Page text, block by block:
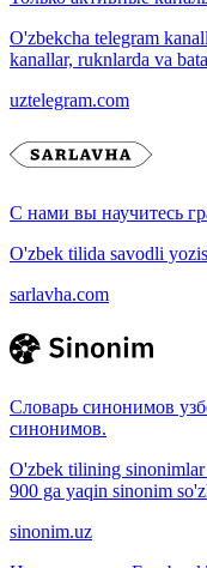
O'zbekcha telegram
kanallar, ruknlarda va
uztelegram.com
С нами вы научитесь
O'zbek tilida savodli
sarlavha.com
Словарь синонимов
синонимов.
O'zbek tilining sinonimlar
900 ga yaqin sinonim
sinonim.uz